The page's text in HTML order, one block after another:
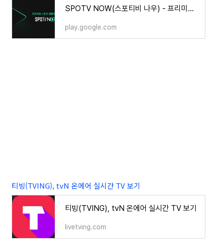
SPOTV NOW(스포티비 나우) - 프리미엄 스포츠 생중계 - Google Play 앱
play.google.com
티빙(TVING), tvN 온에어 실시간 TV 보기
티빙(TVING), tvN 온에어 실시간 TV 보기
livetving.com